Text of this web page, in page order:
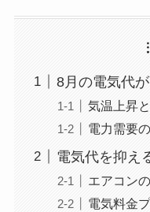
8月の電気代
気温上昇
電力需要
電気代を抑え
エアコン
電気料金